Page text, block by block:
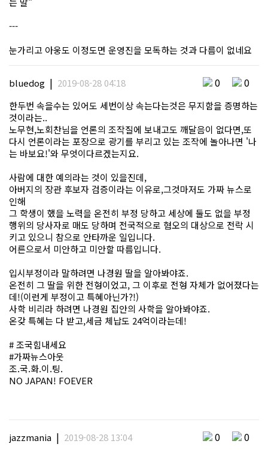
---
눈가리고 아웅도 이정도면 운영진을 모독하는 것과 다름이 없네요
bluedog | 2019-08-28 04:18 0 0
한두번 속을수는 있어도 세번이상 속는다는것은 무지함을 증명하는
것이라는..
노무현,노회찬님을 언론의 조작질에 보내고도 깨달음이 없다면,또
다시 언론이라는 포장으로 광기를 부리고 있는 조작에 놀아나면 '나
는 바보요!'와 무엇이다르겠는지요.
사람에 대한 예의라는 것이 있을진데,
아버지의 장관 후보자 검증이라는 이유로,그것마저도 가짜 뉴스로
인해
그 학생이 했을 노력을 온전히 부정 당하고 세상에 둘도 없을 부정
행위의 당사자로 매도 당하며 전국적으로 혐오의 대상으로 전락 시
키고 있으니 참으로 안타까운 일입니다.
어른으로서 미안하고 미안할 따름입니다.
입시부정이라 말하려면 나경원 딸을 알아봐야죠.
온전히 그 딸을 위한 전형이었고, 그 이후로 전형 자체가 없어졌다는
데!(이런게 부정이고 특혜아닌가?!)
사학 비리라 하려면 나경원 집안의 사학을 알아봐야죠.
온갖 특혜는 다 받고,세금 체납도 24억이라는데!
# 조국힘내세요
#가짜뉴스아웃
조.국.화.이.팅.
NO JAPAN! FOEVER
jazzmania | 2019-08-28 13:04 0 0